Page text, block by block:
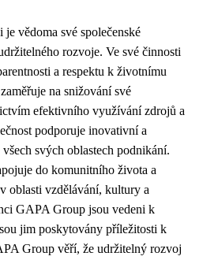
vědoma své společenské
rozvoje. Ve své činnosti
a respektu k životnímu
na snižování své
efektivního využívání zdrojů a
podporuje inovativní a
svých oblastech podnikání.
do komunitního života a
oblasti vzdělávání, kultury a
GAPA Group jsou vedeni k
jim poskytovány příležitosti k
Group věří, že udržitelný rozvoj